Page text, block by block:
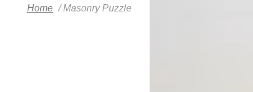
Home / Masonry Puzzle